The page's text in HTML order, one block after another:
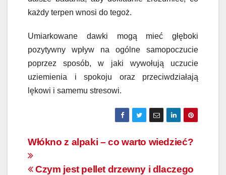
każdy terpen wnosi do tegoż.
Umiarkowane dawki mogą mieć głęboki
pozytywny wpływ na ogólne samopoczucie
poprzez sposób, w jaki wywołują uczucie
uziemienia i spokoju oraz przeciwdziałają
lękowi i samemu stresowi.
Nawigacja
wpisu
Włókno z alpaki – co warto wiedzieć?
Czym jest pellet drzewny i dlaczego